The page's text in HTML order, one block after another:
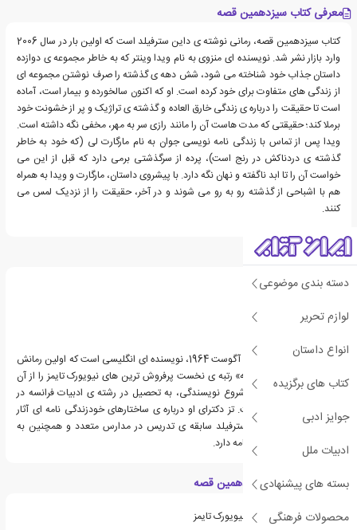
دسته بندی موضوعی
لوازم تحریر
انواع داستان
کتاب های برگزیده
جوایز ادبی
ادبیات ملل
بسته های پیشنهادی
محصولات فرهنگی
معرفی کتاب سیزدهمین قصه
کتاب سیزدهمین قصه، رمانی نوشته ی داین سترفیلد است که اولین بار در سال 2006
وارد بازار نشر شد. نویسنده ای منزوی به نام ویدا وینتر که به خاطر مجموعه ی دوازده
داستان جذاب خود شناخته می شود، شش دهه ی گذشته را صرف نوشتن مجموعه ای
از زندگی های متفاوت برای خود کرده است. او که اکنون سالخورده و بیمار است، آماده
است تا حقیقت را درباره ی زندگی خارق العاده و گذشته ی تراژیک و پر از خشونت خود
برملا کند؛ حقیقتی که مدت هاست آن را مانند رازی سر به مهر، مخفی نگه داشته است.
ویدا پس از تماس با زندگی نامه نویسی جوان به نام مارگارت لی (که خود به خاطر
گذشته ی دردناکش در رنج است)، پرده از سرگذشتی برمی دارد که قبل از این می
خواست آن را تا ابد ناگفته و نهان نگه دارد. با پیشروی داستان، مارگارت و ویدا به همراه
هم با اشباحی از گذشته رو به رو می شوند و در آخر، حقیقت را از نزدیک لمس می
کنند.
درباره داین سترفیلد
داین سترفیلد، زاده ی 22 آگوست 1964، نویسنده ای انگلیسی است که اولین رمانش
با عنوان «سیزدهمین قصه» رتبه ی نخست پرفروش ترین های نیویورک تایمز را از آن
خود کرد.سترفیلد قبل از شروع نویسندگی، به تحصیل در رشته ی ادبیات فرانسه در
دانشگاه بریستول پرداخت. تز دکترای او درباره ی ساختارهای خودزندگی نامه ای آثار
اولیه ی آندره ژید بود. سترفیلد سابقه ی تدریس در مدارس متعدد و همچنین به
صورت خصوصی را در کارنامه دارد.
ویژگی های کتاب سیزدهمین قصه
جزو لیست پرفروش های نیویورک تایمز